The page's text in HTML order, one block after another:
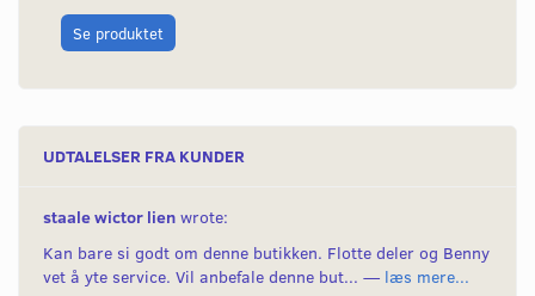
Se produktet
UDTALELSER FRA KUNDER
staale wictor lien wrote:
Kan bare si godt om denne butikken. Flotte deler og Benny
vet å yte service. Vil anbefale denne but... — læs mere...